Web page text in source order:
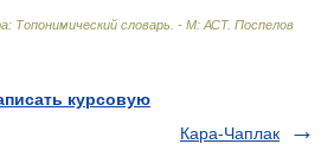
Топонимический словарь. - М: АСТ. Поспелов
курсовую
Кара-Чаплак